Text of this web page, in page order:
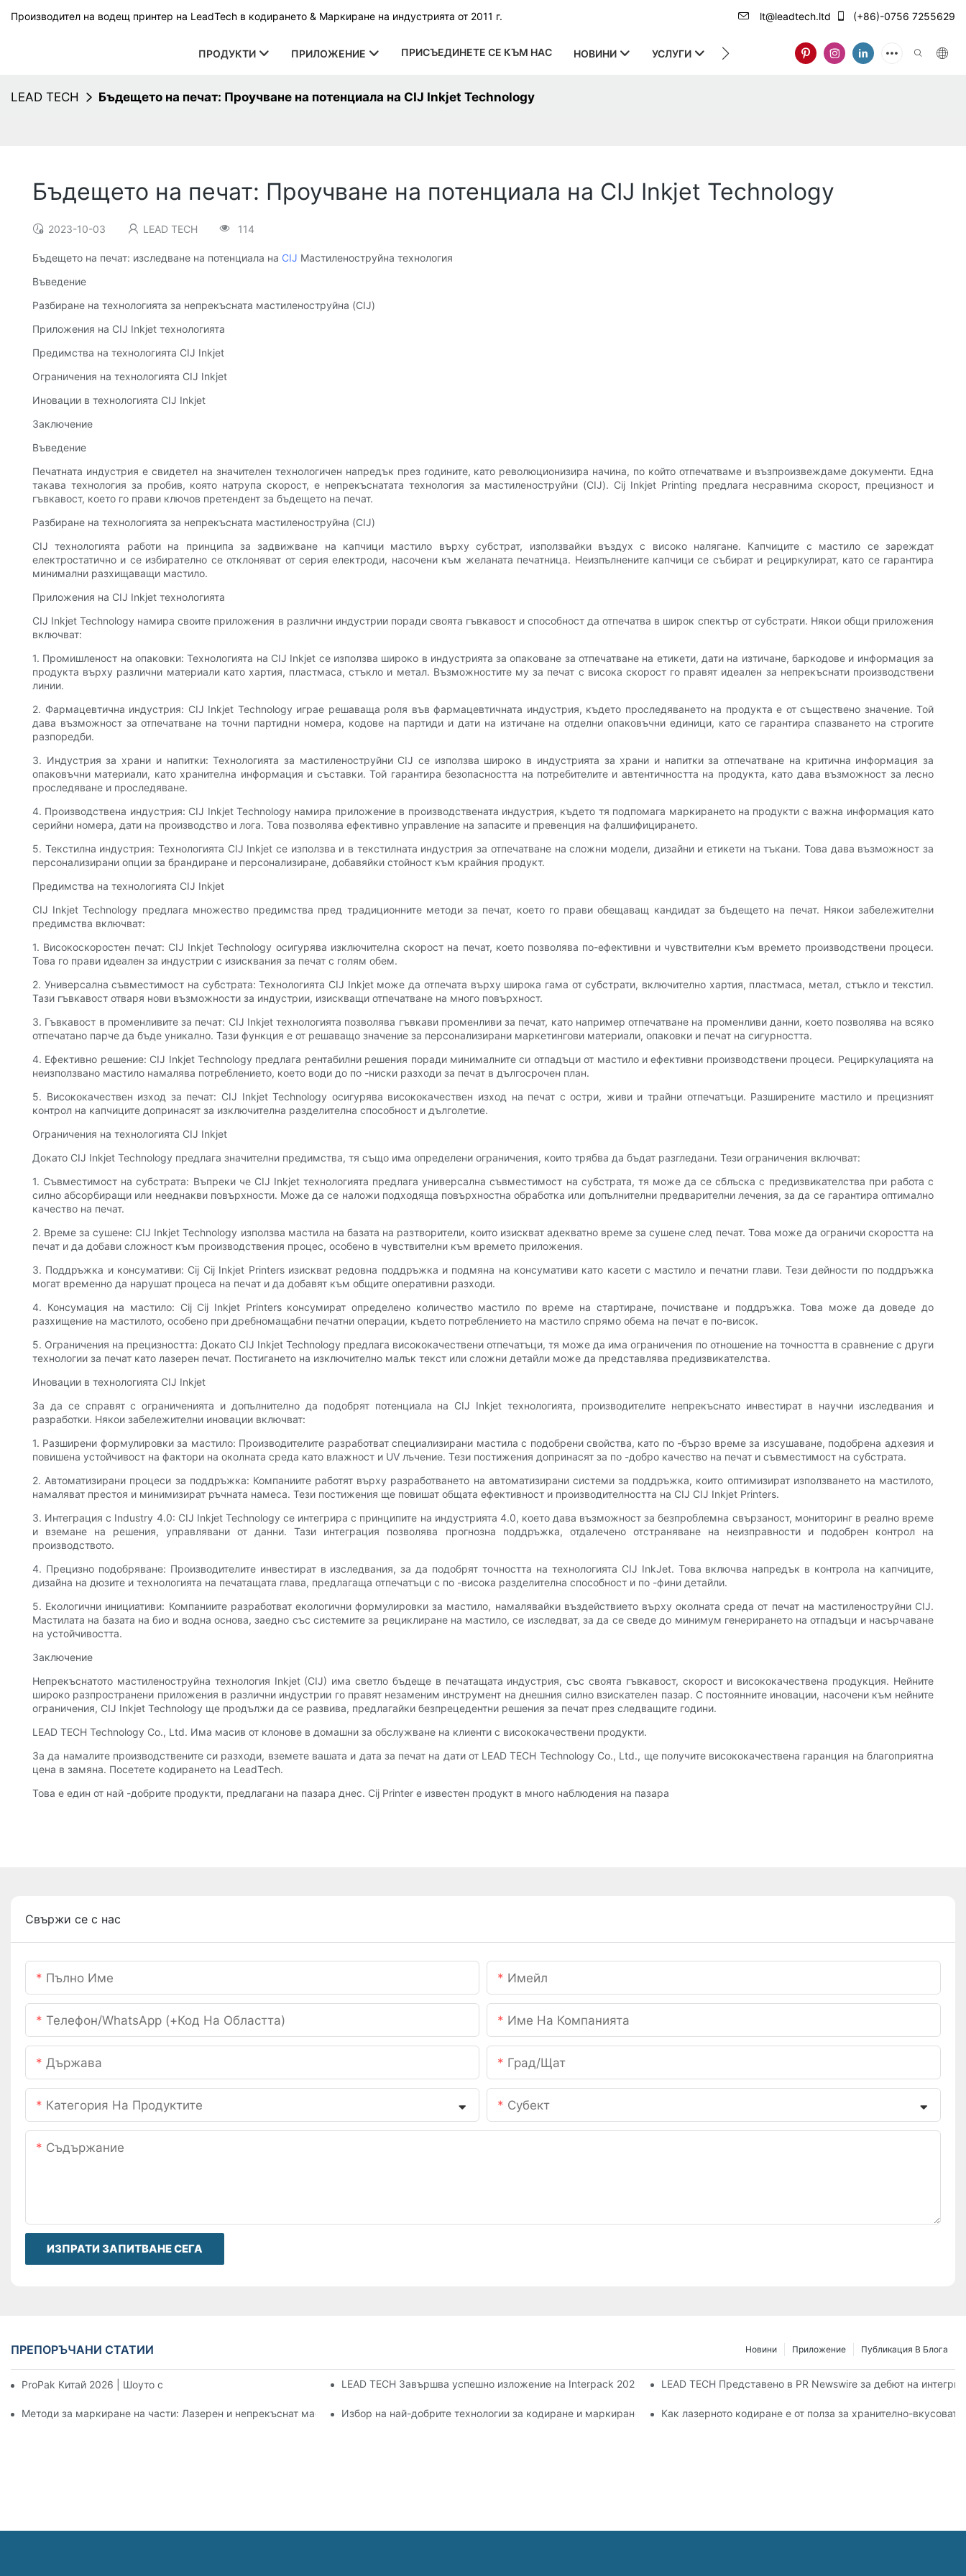
Производител на водещ принтер на LeadTech в кодирането & Маркиране на индустрията от 2011 г. lt@leadtech.ltd (+86)-0756 7255629
ПРОДУКТИ ПРИЛОЖЕНИЕ ПРИСЪЕДИНЕТЕ СЕ КЪМ НАС НОВИНИ УСЛУГИ ЗА НАС
LEAD TECH Бъдещето на печат: Проучване на потенциала на CIJ Inkjet Technology
Бъдещето на печат: Проучване на потенциала на CIJ Inkjet Technology
2023-10-03 LEAD TECH 114
Бъдещето на печат: изследване на потенциала на CIJ Мастиленоструйна технология
Въведение
Разбиране на технологията за непрекъсната мастиленоструйна (CIJ)
Приложения на CIJ Inkjet технологията
Предимства на технологията CIJ Inkjet
Ограничения на технологията CIJ Inkjet
Иновации в технологията CIJ Inkjet
Заключение
Въведение
Печатната индустрия е свидетел на значителен технологичен напредък през годините, като революционизира начина, по който отпечатваме и възпроизвеждаме документи. Една
такава технология за пробив, която натрупа скорост, е непрекъснатата технология за мастиленоструйни (CIJ). Cij Inkjet Printing предлага несравнима скорост, прецизност и
гъвкавост, което го прави ключов претендент за бъдещето на печат.
Разбиране на технологията за непрекъсната мастиленоструйна (CIJ)
CIJ технологията работи на принципа за задвижване на капчици мастило върху субстрат, използвайки въздух с високо налягане. Капчиците с мастило се зареждат
електростатично и се избирателно се отклоняват от серия електроди, насочени към желаната печатница. Неизпълнените капчици се събират и рециркулират, като се гарантира
минимални разхищаващи мастило.
Приложения на CIJ Inkjet технологията
CIJ Inkjet Technology намира своите приложения в различни индустрии поради своята гъвкавост и способност да отпечатва в широк спектър от субстрати. Някои общи приложения
включват:
1. Промишленост на опаковки: Технологията на CIJ Inkjet се използва широко в индустрията за опаковане за отпечатване на етикети, дати на изтичане, баркодове и информация за
продукта върху различни материали като хартия, пластмаса, стъкло и метал. Възможностите му за печат с висока скорост го правят идеален за непрекъснати производствени
линии.
2. Фармацевтична индустрия: CIJ Inkjet Technology играе решаваща роля във фармацевтичната индустрия, където проследяването на продукта е от съществено значение. Той
дава възможност за отпечатване на точни партидни номера, кодове на партиди и дати на изтичане на отделни опаковъчни единици, като се гарантира спазването на строгите
разпоредби.
3. Индустрия за храни и напитки: Технологията за мастиленоструйни CIJ се използва широко в индустрията за храни и напитки за отпечатване на критична информация за
опаковъчни материали, като хранителна информация и съставки. Той гарантира безопасността на потребителите и автентичността на продукта, като дава възможност за лесно
проследяване и проследяване.
4. Производствена индустрия: CIJ Inkjet Technology намира приложение в производствената индустрия, където тя подпомага маркирането на продукти с важна информация като
серийни номера, дати на производство и лога. Това позволява ефективно управление на запасите и превенция на фалшифицирането.
5. Текстилна индустрия: Технологията CIJ Inkjet се използва и в текстилната индустрия за отпечатване на сложни модели, дизайни и етикети на тъкани. Това дава възможност за
персонализирани опции за брандиране и персонализиране, добавяйки стойност към крайния продукт.
Предимства на технологията CIJ Inkjet
CIJ Inkjet Technology предлага множество предимства пред традиционните методи за печат, което го прави обещаващ кандидат за бъдещето на печат. Някои забележителни
предимства включват:
1. Високоскоростен печат: CIJ Inkjet Technology осигурява изключителна скорост на печат, което позволява по-ефективни и чувствителни към времето производствени процеси.
Това го прави идеален за индустрии с изисквания за печат с голям обем.
2. Универсална съвместимост на субстрата: Технологията CIJ Inkjet може да отпечата върху широка гама от субстрати, включително хартия, пластмаса, метал, стъкло и текстил.
Тази гъвкавост отваря нови възможности за индустрии, изискващи отпечатване на много повърхност.
3. Гъвкавост в променливите за печат: CIJ Inkjet технологията позволява гъвкави променливи за печат, като например отпечатване на променливи данни, което позволява на всяко
отпечатано парче да бъде уникално. Тази функция е от решаващо значение за персонализирани маркетингови материали, опаковки и печат на сигурността.
4. Ефективно решение: CIJ Inkjet Technology предлага рентабилни решения поради минималните си отпадъци от мастило и ефективни производствени процеси. Рециркулацията на
неизползвано мастило намалява потреблението, което води до по -ниски разходи за печат в дългосрочен план.
5. Висококачествен изход за печат: CIJ Inkjet Technology осигурява висококачествен изход на печат с остри, живи и трайни отпечатъци. Разширените мастило и прецизният
контрол на капчиците допринасят за изключителна разделителна способност и дълголетие.
Ограничения на технологията CIJ Inkjet
Докато CIJ Inkjet Technology предлага значителни предимства, тя също има определени ограничения, които трябва да бъдат разгледани. Тези ограничения включват:
1. Съвместимост на субстрата: Въпреки че CIJ Inkjet технологията предлага универсална съвместимост на субстрата, тя може да се сблъска с предизвикателства при работа с
силно абсорбиращи или нееднакви повърхности. Може да се наложи подходяща повърхностна обработка или допълнителни предварителни лечения, за да се гарантира оптимално
качество на печат.
2. Време за сушене: CIJ Inkjet Technology използва мастила на базата на разтворители, които изискват адекватно време за сушене след печат. Това може да ограничи скоростта на
печат и да добави сложност към производствения процес, особено в чувствителни към времето приложения.
3. Поддръжка и консумативи: Cij Cij Inkjet Printers изискват редовна поддръжка и подмяна на консумативи като касети с мастило и печатни глави. Тези дейности по поддръжка
могат временно да нарушат процеса на печат и да добавят към общите оперативни разходи.
4. Консумация на мастило: Cij Cij Inkjet Printers консумират определено количество мастило по време на стартиране, почистване и поддръжка. Това може да доведе до
разхищение на мастилото, особено при дребномащабни печатни операции, където потреблението на мастило спрямо обема на печат е по-висок.
5. Ограничения на прецизността: Докато CIJ Inkjet Technology предлага висококачествени отпечатъци, тя може да има ограничения по отношение на точността в сравнение с други
технологии за печат като лазерен печат. Постигането на изключително малък текст или сложни детайли може да представлява предизвикателства.
Иновации в технологията CIJ Inkjet
За да се справят с ограниченията и допълнително да подобрят потенциала на CIJ Inkjet технологията, производителите непрекъснато инвестират в научни изследвания и
разработки. Някои забележителни иновации включват:
1. Разширени формулировки за мастило: Производителите разработват специализирани мастила с подобрени свойства, като по -бързо време за изсушаване, подобрена адхезия и
повишена устойчивост на фактори на околната среда като влажност и UV лъчение. Тези постижения допринасят за по -добро качество на печат и съвместимост на субстрата.
2. Автоматизирани процеси за поддръжка: Компаниите работят върху разработването на автоматизирани системи за поддръжка, които оптимизират използването на мастилото,
намаляват престоя и минимизират ръчната намеса. Тези постижения ще повишат общата ефективност и производителността на CIJ CIJ Inkjet Printers.
3. Интеграция с Industry 4.0: CIJ Inkjet Technology се интегрира с принципите на индустрията 4.0, което дава възможност за безпроблемна свързаност, мониторинг в реално време
и вземане на решения, управлявани от данни. Тази интеграция позволява прогнозна поддръжка, отдалечено отстраняване на неизправности и подобрен контрол на
производството.
4. Прецизно подобряване: Производителите инвестират в изследвания, за да подобрят точността на технологията CIJ InkJet. Това включва напредък в контрола на капчиците,
дизайна на дюзите и технологията на печатащата глава, предлагаща отпечатъци с по -висока разделителна способност и по -фини детайли.
5. Екологични инициативи: Компаниите разработват екологични формулировки за мастило, намалявайки въздействието върху околната среда от печат на мастиленоструйни CIJ.
Мастилата на базата на био и водна основа, заедно със системите за рециклиране на мастило, се изследват, за да се сведе до минимум генерирането на отпадъци и насърчаване
на устойчивостта.
Заключение
Непрекъснатото мастиленоструйна технология Inkjet (CIJ) има светло бъдеще в печатащата индустрия, със своята гъвкавост, скорост и висококачествена продукция. Нейните
широко разпространени приложения в различни индустрии го правят незаменим инструмент на днешния силно взискателен пазар. С постоянните иновации, насочени към нейните
ограничения, CIJ Inkjet Technology ще продължи да се развива, предлагайки безпрецедентни решения за печат през следващите години.
LEAD TECH Technology Co., Ltd. Има масив от клонове в домашни за обслужване на клиенти с висококачествени продукти.
За да намалите производствените си разходи, вземете вашата и дата за печат на дати от LEAD TECH Technology Co., Ltd., ще получите висококачествена гаранция на благоприятна
цена в замяна. Посетете кодирането на LeadTech.
Това е един от най -добрите продукти, предлагани на пазара днес. Cij Printer е известен продукт в много наблюдения на пазара
Свържи се с нас
Пълно Име Имейл
Телефон/WhatsApp (+Код На Областта) Име На Компанията
Държава Град/щат
Категория На Продуктите Субект
Съдържание
ИЗПРАТИ ЗАПИТВАНЕ СЕГА
ПРЕПОРЪЧАНИ СТАТИИ Публикация В Блога
Приложение
Новини
ProPak Китай 2026 | Шоуто свършва, нашата услуга не LEAD TECH Завършва успешно изложение на Interpack 2026 в ДюселдорфLEAD TECH Представено в PR Newswire за дебют на
Методи за маркиране на части: Лазерен и непрекъснат мастилено-струен печатИзбор на най-добрите технологии за кодиране и маркиране на гъвкави опаковкиКак лазерното кодиране е от полза за хранително-